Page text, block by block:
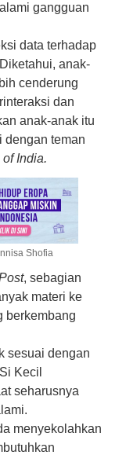
gangguan
data terhadap
anak-
cenderung
dan
anak-anak itu
dengan teman
of India.
Shofia
, sebagian
materi ke
berkembang
sesuai dengan
Kecil
seharusnya
menyekolahkan